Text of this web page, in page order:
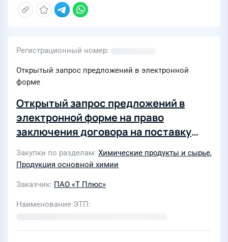
Регистрационный номер
Открытый запрос предложений в электронной
форме
Открытый запрос предложений в
электронной форме на право
заключения договора на поставку
продукции «Известь негашеная» для
нужд Филиала «Удмуртский» ПАО «Т
Закупки по разделам Химические продукты и сырье,
Продукция основной химии
Заказчик ПАО «Т Плюс»
Наименование ЭТП